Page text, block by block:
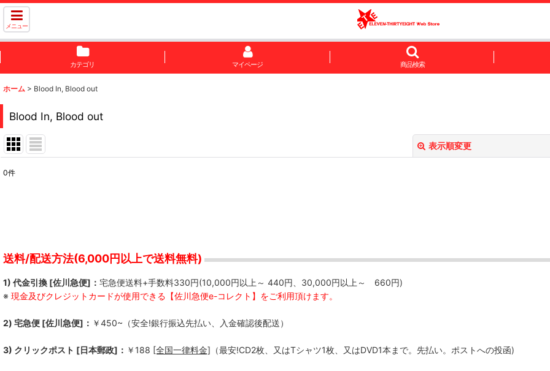
メニュー
カテゴリ マイページ 商品検索
ホーム > Blood In, Blood out
Blood In, Blood out
表示順変更
0件
送料/配送方法(6,000円以上で送料無料)
1) 代金引換 [佐川急便]： 宅急便送料+手数料330円(10,000円以上～ 440円、30,000円以上～ 660円)
※ 現金及びクレジットカードが使用できる【佐川急便e-コレクト】をご利用頂けます。
2) 宅急便 [佐川急便]： ￥450~（安全!銀行振込先払い、入金確認後配送）
3) クリックポスト [日本郵政]： ￥188 [全国一律料金] （最安!CD2枚、又はTシャツ1枚、又はDVD1本まで。先払い。ポストへの投函)